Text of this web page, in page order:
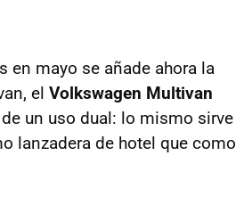
en mayo se añade ahora la
el Volkswagen Multivan
un uso dual: lo mismo sirve
lanzadera de hotel que como